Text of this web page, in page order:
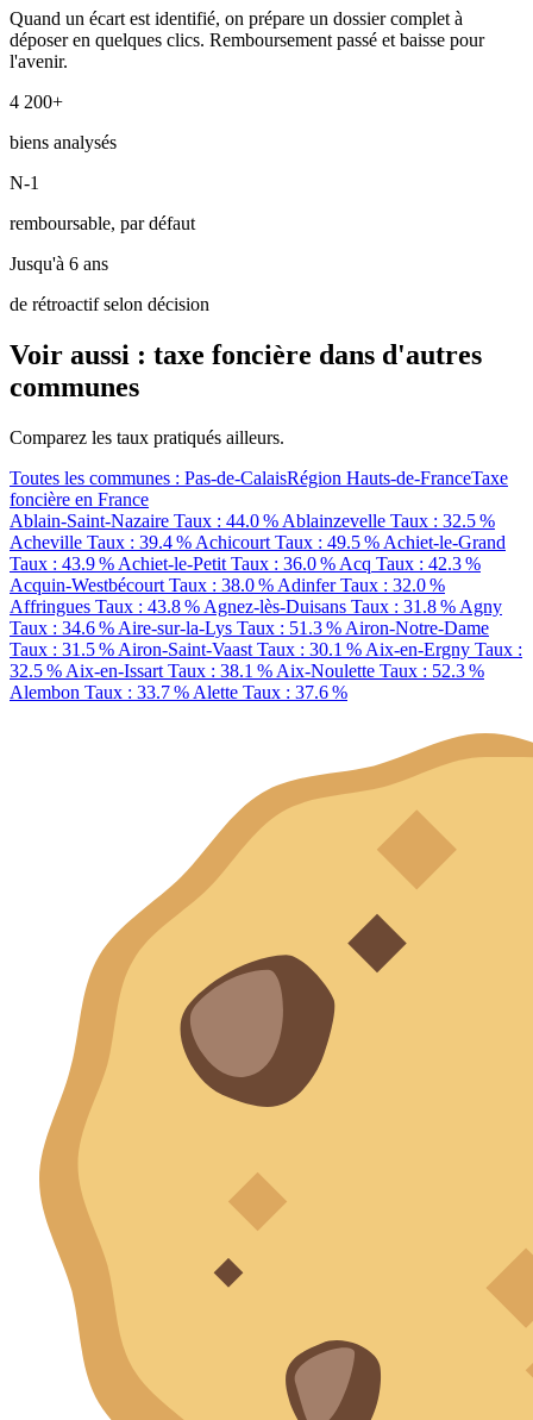
Quand un écart est identifié, on prépare un dossier complet à
déposer en quelques clics. Remboursement passé et baisse pour
l'avenir.
4 200+
biens analysés
N-1
remboursable, par défaut
Jusqu'à 6 ans
de rétroactif selon décision
Voir aussi : taxe foncière dans d'autres
communes
Comparez les taux pratiqués ailleurs.
Toutes les communes : Pas-de-CalaisRégion Hauts-de-FranceTaxe
foncière en France
Ablain-Saint-Nazaire Taux : 44.0 % Ablainzevelle Taux : 32.5 %
Acheville Taux : 39.4 % Achicourt Taux : 49.5 % Achiet-le-Grand
Taux : 43.9 % Achiet-le-Petit Taux : 36.0 % Acq Taux : 42.3 %
Acquin-Westbécourt Taux : 38.0 % AdinferTaux : 32.0 %
Affringues Taux : 43.8 % Agnez-lès-Duisans Taux : 31.8 % Agny
Taux : 34.6 % Aire-sur-la-Lys Taux : 51.3 % Airon-Notre-Dame
Taux : 31.5 % Airon-Saint-Vaast Taux : 30.1 % Aix-en-Ergny Taux :
32.5 % Aix-en-Issart Taux : 38.1 % Aix-Noulette Taux : 52.3 %
Alembon Taux : 33.7 % Alette Taux : 37.6 %